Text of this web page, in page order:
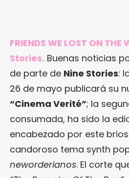
FRIENDS WE LOST ON
Stories. Buenas noticias
de parte de Nine Stories:
26 de mayo publicará su
“Cinema Verité”; la
consumada, ha sido la
encabezado por este
candoroso tema synth
neworderianos. El corte